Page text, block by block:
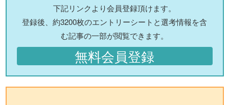
下記リンクより会員登録頂けます。
登録後、約3200枚のエントリーシートと選考情報を含
む記事の一部が閲覧できます。
無料会員登録